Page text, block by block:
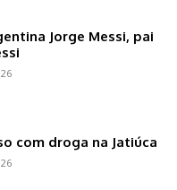
Jorge Messi, pai
com droga na Jatiúca